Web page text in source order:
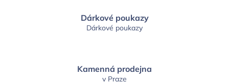
Dárkové poukazy
Dárkové poukazy
Kamenná prodejna
v Praze